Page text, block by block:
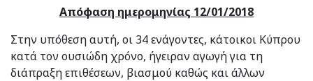
Απόφαση ημερομηνίας 12/01/2018
Στην υπόθεση αυτή, οι 34 ενάγοντες, κάτοικοι Κύπρου
κατά τον ουσιώδη χρόνο, ήγειραν αγωγή για τη
διάπραξη επιθέσεων, βιασμού καθώς και άλλων